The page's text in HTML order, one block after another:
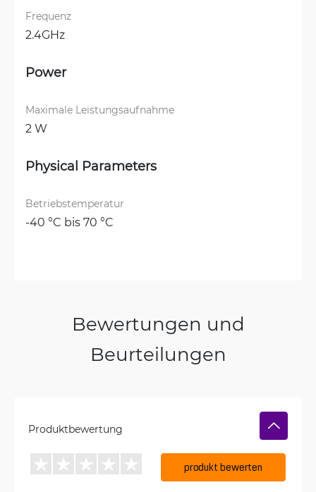
Frequenz
2.4GHz
Power
Maximale Leistungsaufnahme
2 W
Physical Parameters
Betriebstemperatur
-40 °C bis 70 °C
Bewertungen und
Beurteilungen
Produktbewertung
produkt bewerten